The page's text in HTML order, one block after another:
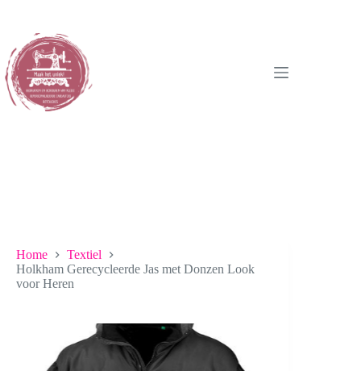
inhoud
Home
Textiel
Holkham Gerecycleerde Jas met Donzen Look
voor Heren